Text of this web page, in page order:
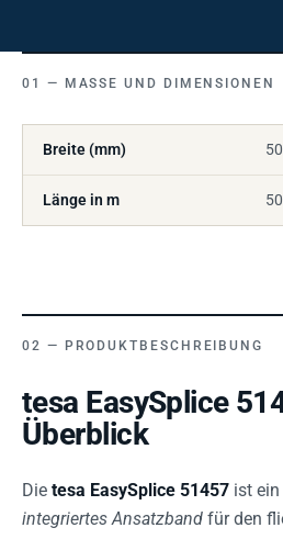
MASSE UND DIMENSIONEN
Breite (mm) 50
Länge in m 50
PRODUKTBESCHREIBUNG
tesa EasySplice
Überblick
Die tesa EasySplice 51457 ist ein
integriertes Ansatzband für den